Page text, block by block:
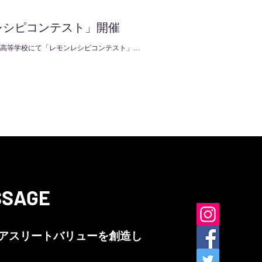
ピコンテスト」開催
等学校にて「レモンレシピコンテスト」を
スリートバリューを創造し